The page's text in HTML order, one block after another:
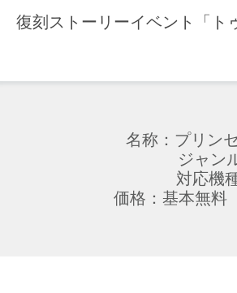
復刻ストーリーイベント「
名称：プリン
ジャン
対応機
価格：基本無料